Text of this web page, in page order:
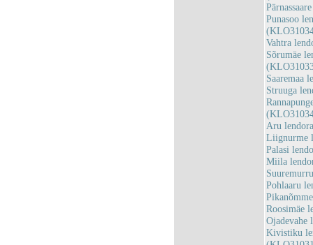
Punasoo
Vahtra
Sõrumäe
Saaremaa
Struuga
Aru
Liignurme
Palasi
Miila
Pohlaaru
Roosimäe
Ojadevahe
Kivistiku